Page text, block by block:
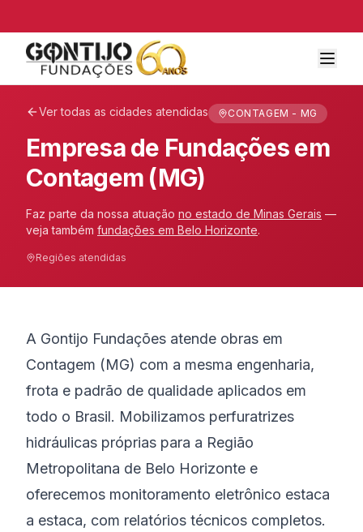
Ver todas as cidades atendidas CONTAGEM - MG
Empresa de Fundações em
Contagem (MG)
Faz parte da nossa atuação no estado de Minas Gerais —
veja também fundações em Belo Horizonte.
Regiões atendidas
A Gontijo Fundações atende obras em
Contagem (MG) com a mesma engenharia,
frota e padrão de qualidade aplicados em
todo o Brasil. Mobilizamos perfuratrizes
hidráulicas próprias para a Região
Metropolitana de Belo Horizonte e
oferecemos monitoramento eletrônico estaca
a estaca, com relatórios técnicos completos.